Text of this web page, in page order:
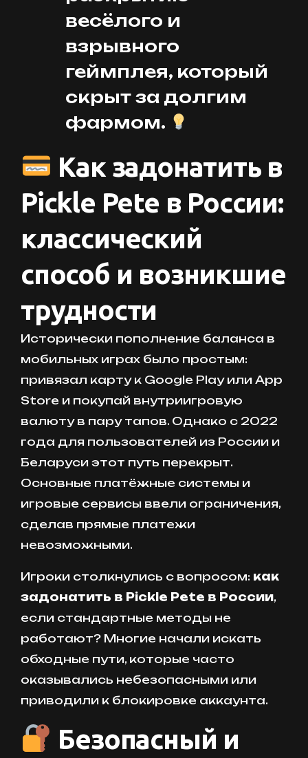
весёлого и
взрывного
геймплея, который
скрыт за долгим
фармом.
Как задонатить в
Pickle Pete в России:
классический
способ и возникшие
трудности
Исторически пополнение баланса в
мобильных играх было простым:
привязал карту к Google Play или App
Store и покупай внутриигровую
валюту в пару тапов. Однако с 2022
года для пользователей из России и
Беларуси этот путь перекрыт.
Основные платёжные системы и
игровые сервисы ввели ограничения,
сделав прямые платежи
невозможными.
Игроки столкнулись с вопросом: как
задонатить в Pickle Pete в России,
если стандартные методы не
работают? Многие начали искать
обходные пути, которые часто
оказывались небезопасными или
приводили к блокировке аккаунта.
Безопасный и